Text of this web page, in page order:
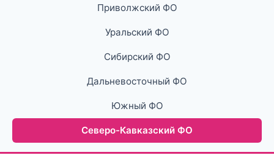
Приволжский ФО
Уральский ФО
Сибирский ФО
Дальневосточный ФО
Южный ФО
Северо-Кавказский ФО